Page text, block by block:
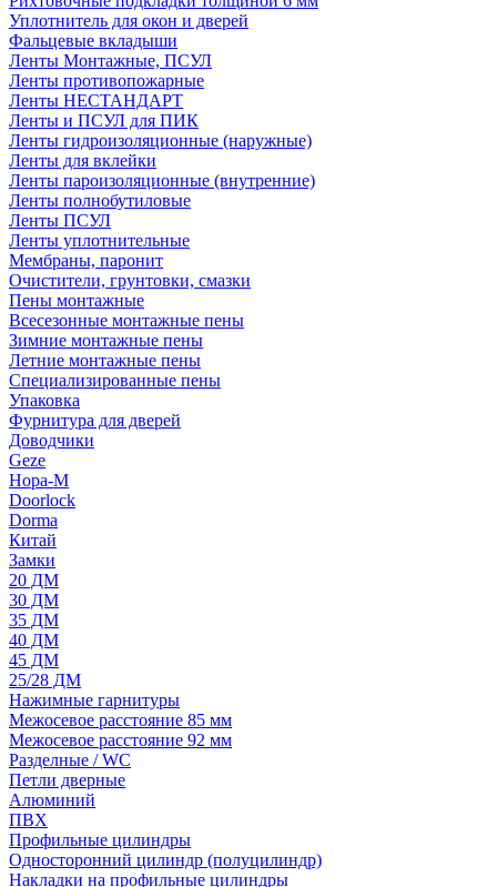
Уплотнитель для окон и дверей
Фальцевые вкладыши
Ленты Монтажные, ПСУЛ
Ленты противопожарные
Ленты НЕСТАНДАРТ
Ленты и ПСУЛ для ПИК
Ленты гидроизоляционные (наружные)
Ленты для вклейки
Ленты пароизоляционные (внутренние)
Ленты полнобутиловые
Ленты ПСУЛ
Ленты уплотнительные
Мембраны, паронит
Очистители, грунтовки, смазки
Пены монтажные
Всесезонные монтажные пены
Зимние монтажные пены
Летние монтажные пены
Специализированные пены
Упаковка
Фурнитура для дверей
Доводчики
Geze
Нора-М
Doorlock
Dorma
Китай
Замки
20 ДМ
30 ДМ
35 ДМ
40 ДМ
45 ДМ
25/28 ДМ
Нажимные гарнитуры
Межосевое расстояние 85 мм
Межосевое расстояние 92 мм
Разделные / WC
Петли дверные
Алюминий
ПВХ
Профильные цилиндры
Односторонний цилиндр (полуцилиндр)
Накладки на профильные цилиндры